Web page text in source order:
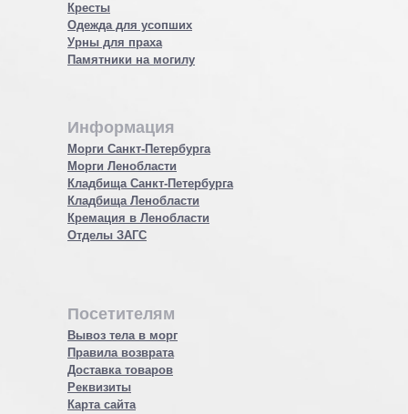
Кресты
Одежда для усопших
Урны для праха
Памятники на могилу
Посетителям
Вывоз тела в морг
Правила возврата
Доставка товаров
Реквизиты
Карта сайта
Информация
Морги Санкт-Петербурга
Морги Ленобласти
Кладбища Санкт-Петербурга
Кладбища Ленобласти
Кремация в Ленобласти
Отделы ЗАГС